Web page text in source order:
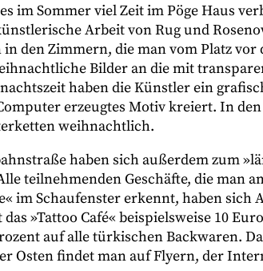
im Sommer viel Zeit im Pöge Haus
Arbeit von Rug und
den Zimmern, die man vom Platz
Bilder an die mit
haben die Künstler ein
erzeugtes Motiv kreiert. In
weihnachtlich.
haben sich außerdem zum
teilnehmenden Geschäfte, die man
im Schaufenster erkennt, haben sich
»Tattoo Café« beispielsweise 10
auf alle türkischen Backwaren.
Osten findet man auf Flyern, der